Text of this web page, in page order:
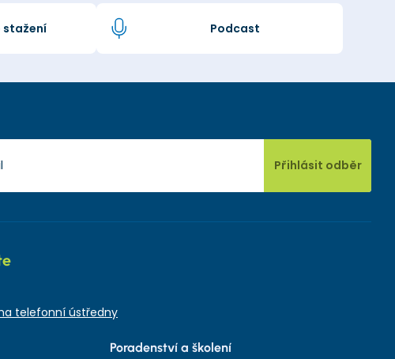
stažení Podcast
Přihlásit odběr
telefonní ústředny
Poradenství a školení